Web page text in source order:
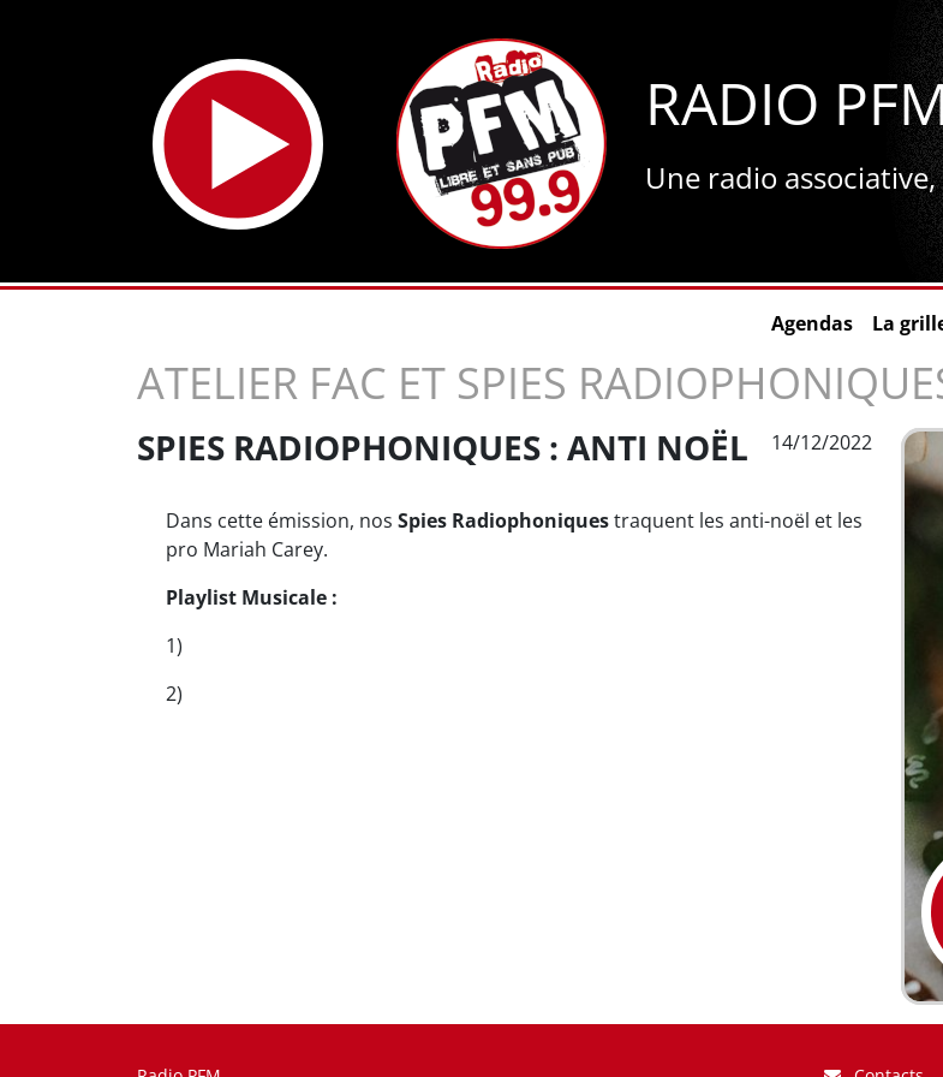
RADIO
Une radio
Agendas La
ATELIER FAC ET SPIES
SPIES RADIOPHONIQUES : ANTI NOËL 14/12/2022
Dans cette émission, nos Spies Radiophoniquestraquent les anti-noël et les
pro Mariah Carey.
Playlist Musicale :
1)
2)